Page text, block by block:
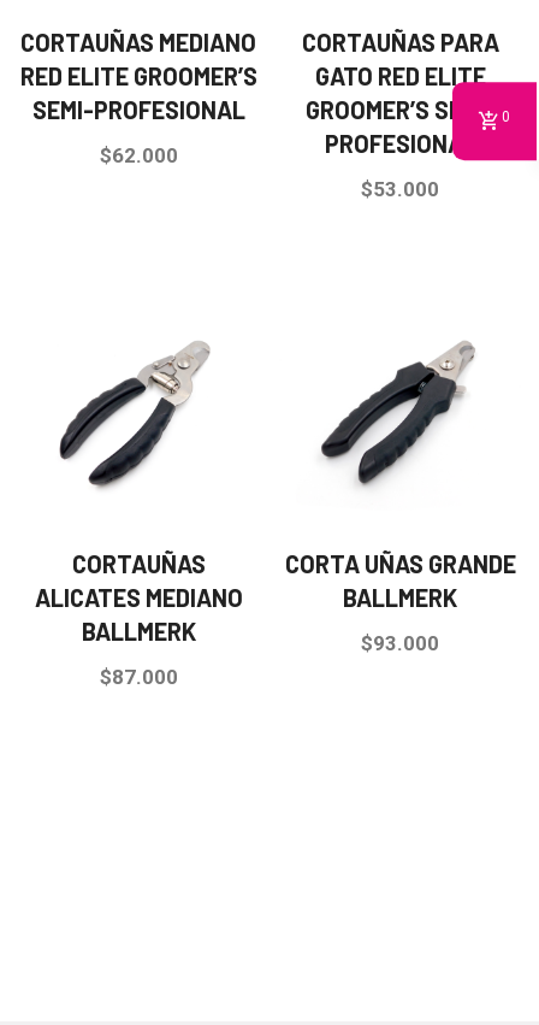
CORTAUÑAS MEDIANO
RED ELITE GROOMER’S
SEMI-PROFESIONAL
$62.000
CORTAUÑAS PARA
GATO RED ELITE
GROOMER’S SEMI-
PROFESIONAL
$53.000
CORTAUÑAS
ALICATES MEDIANO
BALLMERK
$87.000
CORTA UÑAS GRANDE
BALLMERK
$93.000
0